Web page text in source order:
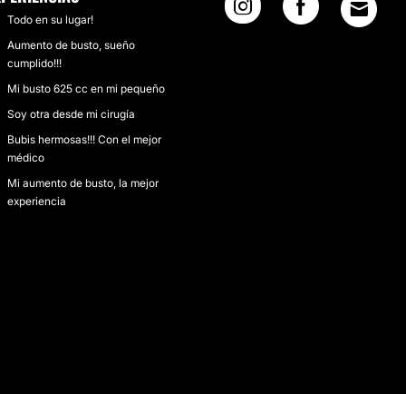
Todo en su lugar!
Aumento de busto, sueño
cumplido!!!
Mi busto 625 cc en mi pequeño
Soy otra desde mi cirugía
Bubis hermosas!!! Con el mejor
médico
Mi aumento de busto, la mejor
experiencia